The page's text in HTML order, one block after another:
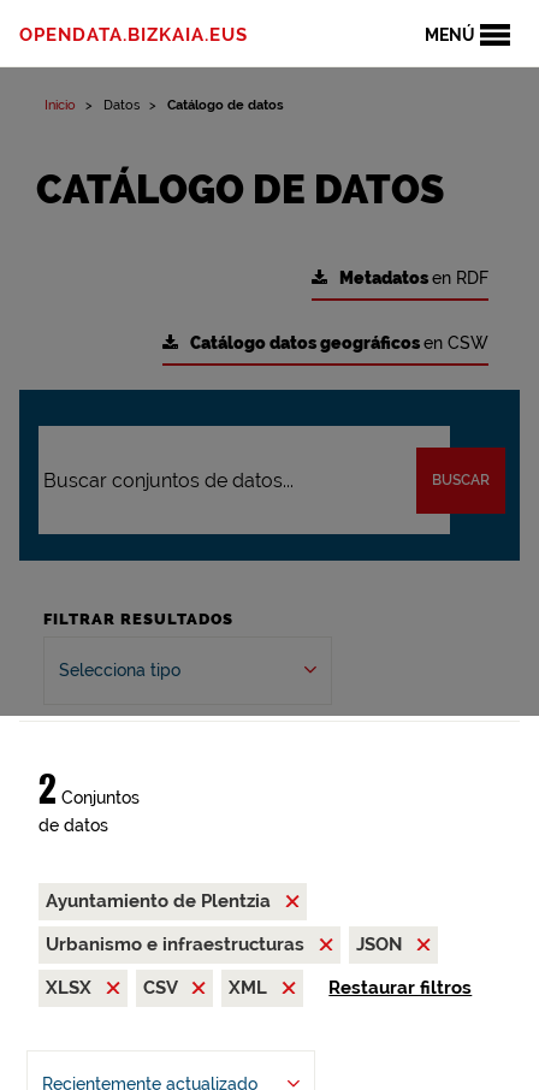
MENÚ
OPENDATA.BIZKAIA.EUS
Inicio Datos Catálogo de datos
CATÁLOGO DE DATOS
Metadatosen RDF
Catálogo datos geográficosen CSW
BUSCAR
FILTRAR RESULTADOS
Selecciona tipo
2 Conjuntos
de datos
Ayuntamiento de Plentzia
Urbanismo e infraestructuras
JSON
XLSX
CSV XML Restaurar filtros
Recientemente actualizado